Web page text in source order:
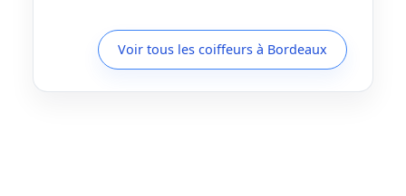
Voir tous les coiffeurs à Bordeaux